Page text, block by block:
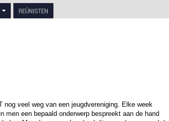
REÜNISTEN
nog veel weg van een jeugdvereniging. Elke week
men een bepaald onderwerp bespreekt aan de hand